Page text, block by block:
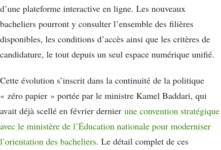
d’une plateforme interactive en ligne. Les nouveaux
bacheliers pourront y consulter l’ensemble des filières
disponibles, les conditions d’accès ainsi que les critères de
candidature, le tout depuis un seul espace numérique unifié.
Cette évolution s’inscrit dans la continuité de la politique
« zéro papier » portée par le ministre Kamel Baddari, qui
avait déjà scellé en février dernier une convention stratégique
avec le ministère de l’Éducation nationale pour moderniser
l’orientation des bacheliers. Le détail complet de ces